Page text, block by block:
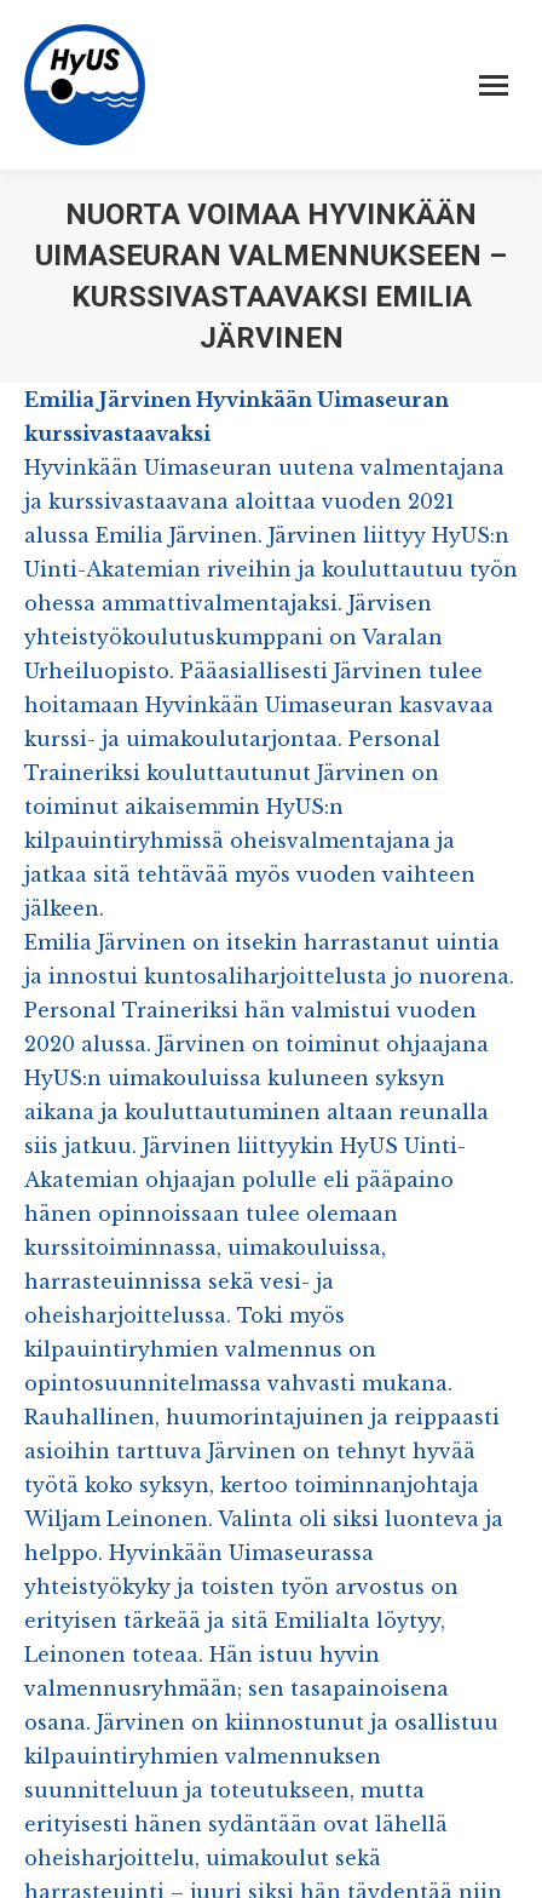
NUORTA VOIMAA HYVINKÄÄN
UIMASEURAN VALMENNUKSEEN –
KURSSIVASTAAVAKSI EMILIA
JÄRVINEN
Emilia Järvinen Hyvinkään Uimaseuran
kurssivastaavaksi
Hyvinkään Uimaseuran uutena valmentajana
ja kurssivastaavana aloittaa vuoden 2021
alussa Emilia Järvinen. Järvinen liittyy HyUS:n
Uinti-Akatemian riveihin ja kouluttautuu työn
ohessa ammattivalmentajaksi. Järvisen
yhteistyökoulutuskumppani on Varalan
Urheiluopisto. Pääasiallisesti Järvinen tulee
hoitamaan Hyvinkään Uimaseuran kasvavaa
kurssi- ja uimakoulutarjontaa. Personal
Traineriksi kouluttautunut Järvinen on
toiminut aikaisemmin HyUS:n
kilpauintiryhmissä oheisvalmentajana ja
jatkaa sitä tehtävää myös vuoden vaihteen
jälkeen.
Emilia Järvinen on itsekin harrastanut uintia
ja innostui kuntosaliharjoittelusta jo nuorena.
Personal Traineriksi hän valmistui vuoden
2020 alussa. Järvinen on toiminut ohjaajana
HyUS:n uimakouluissa kuluneen syksyn
aikana ja kouluttautuminen altaan reunalla
siis jatkuu. Järvinen liittyykin HyUS Uinti-
Akatemian ohjaajan polulle eli pääpaino
hänen opinnoissaan tulee olemaan
kurssitoiminnassa, uimakouluissa,
harrasteuinnissa sekä vesi- ja
oheisharjoittelussa. Toki myös
kilpauintiryhmien valmennus on
opintosuunnitelmassa vahvasti mukana.
Rauhallinen, huumorintajuinen ja reippaasti
asioihin tarttuva Järvinen on tehnyt hyvää
työtä koko syksyn, kertoo toiminnanjohtaja
Wiljam Leinonen. Valinta oli siksi luonteva ja
helppo. Hyvinkään Uimaseurassa
yhteistyökyky ja toisten työn arvostus on
erityisen tärkeää ja sitä Emilialta löytyy,
Leinonen toteaa. Hän istuu hyvin
valmennusryhmään; sen tasapainoisena
osana. Järvinen on kiinnostunut ja osallistuu
kilpauintiryhmien valmennuksen
suunnitteluun ja toteutukseen, mutta
erityisesti hänen sydäntään ovat lähellä
oheisharjoittelu, uimakoulut sekä
harrasteuinti – juuri siksi hän täydentää niin